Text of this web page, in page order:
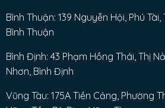
Bình Thuận: 139 Nguyễn Hội, Phú
Bình Thuận
Bình Định: 43 Phạm Hồng Thái, Thị
Nhơn, Bình Định
Vũng Tàu: 175A Tiền Cảng, Phường